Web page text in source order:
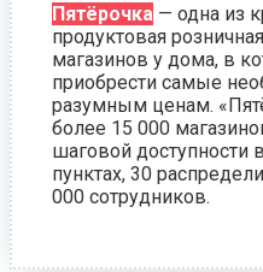
Пятёрочка — одна из
продуктовая
магазинов у дома, в
приобрести самые
разумным ценам.
более 15 000
шаговой доступности
пунктах, 30
000 сотрудников.